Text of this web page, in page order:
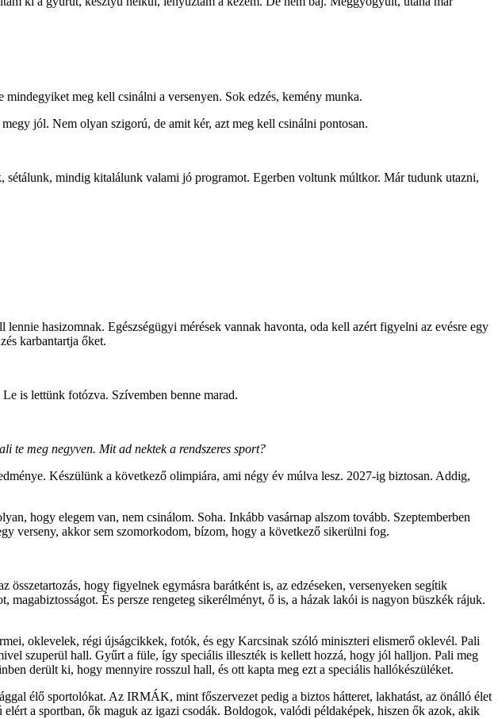
meg kell csinálni a versenyen. Sok edzés, kemény munka.
jól. Nem olyan szigorú, de amit kér, azt meg kell csinálni pontosan.
mindig kitalálunk valami jó programot. Egerben voltunk múltkor. Már tudunk utazni,
hasizomnak. Egészségügyi mérések vannak havonta, oda kell azért figyelni az evésre egy
karbantartja őket.
is lettünk fotózva. Szívemben benne marad.
te meg negyven. Mit ad nektek a rendszeres sport?
Készülünk a következő olimpiára, ami négy év múlva lesz. 2027-ig biztosan. Addig,
hogy elegem van, nem csinálom. Soha. Inkább vasárnap alszom tovább. Szeptemberben
verseny, akkor sem szomorkodom, bízom, hogy a következő sikerülni fog.
hogy figyelnek egymásra barátként is, az edzéseken, versenyeken segítik
És persze rengeteg sikerélményt, ő is, a házak lakói is nagyon büszkék rájuk.
oklevelek, régi újságcikkek, fotók, és egy Karcsinak szóló miniszteri elismerő oklevél. Pali
szuperül hall. Gyűrt a füle, így speciális illeszték is kellett hozzá, hogy jól halljon. Pali meg
derült ki, hogy mennyire rosszul hall, és ott kapta meg ezt a speciális hallókészüléket.
élő sportolókat. Az IRMÁK, mint főszervezet pedig a biztos hátteret, lakhatást, az önálló élet
a sportban, ők maguk az igazi csodák. Boldogok, valódi példaképek, hiszen ők azok, akik